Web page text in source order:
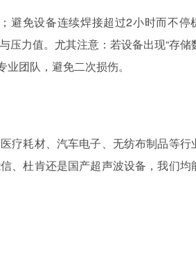
避免设备连续焊接超过2小时而不停
压力值。尤其注意：若设备出现“存储
团队，避免二次损伤。
疗耗材、汽车电子、无纺布制品等行
、杜肯还是国产超声波设备，我们均